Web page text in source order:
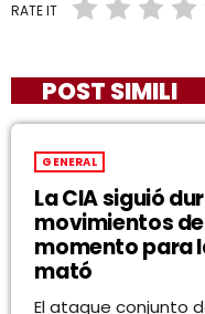
RATE IT
POST SIMILI
GENERAL
La CIA siguió
movimientos
momento para
mató
El ataque conjunto